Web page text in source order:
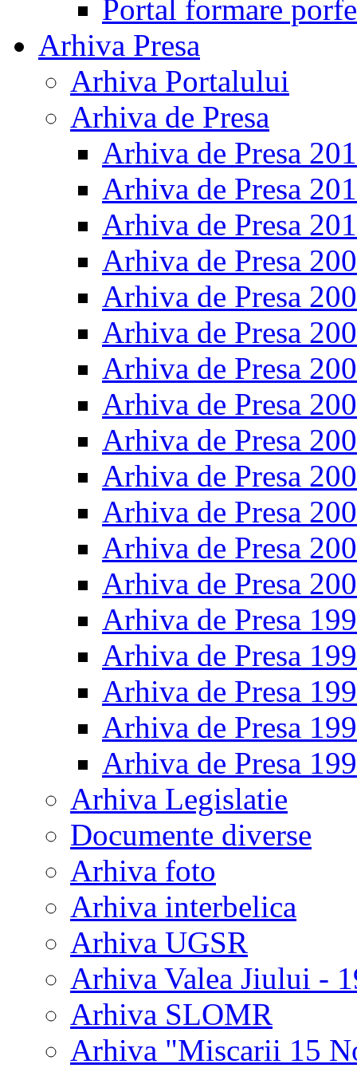
Portal formare
Arhiva Presa
Arhiva Portalului
Arhiva de Presa
Arhiva de Presa
Arhiva de Presa
Arhiva de Presa
Arhiva de Presa
Arhiva de Presa
Arhiva de Presa
Arhiva de Presa
Arhiva de Presa
Arhiva de Presa
Arhiva de Presa
Arhiva de Presa
Arhiva de Presa
Arhiva de Presa
Arhiva de Presa
Arhiva de Presa
Arhiva de Presa
Arhiva de Presa
Arhiva de Presa
Arhiva Legislatie
Documente diverse
Arhiva foto
Arhiva interbelica
Arhiva UGSR
Arhiva Valea Jiului -
Arhiva SLOMR
Arhiva "Miscarii 15